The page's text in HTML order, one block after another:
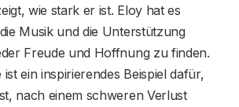
wie stark er ist. Eloy hat es
Musik und die Unterstützung
Freude und Hoffnung zu finden.
ist ein inspirierendes Beispiel dafür,
nach einem schweren Verlust